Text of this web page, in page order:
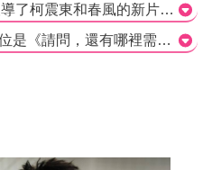
這篇文章報導了柯震東和春風的新片《請問，還有哪裡需要加強》的宣傳活動。然而，在一天的繁忙宣傳日程中，柯震東被目擊違停在紅線內，並曾多次被抓拍違停的行為。這些行為不僅違反交通規則，也會對其他車輛和行人造成不必要的麻煩和危險。我們應該要時刻記得遵守交通法規，為大家的安全和便利著想。>
Q1. 以下哪位是《請問，還有哪裡需要加強》的男主角？ A. 春風 B. 柯震東 C. 宋芸樺 正確答案：B. 柯震東 Q2. 以下哪位在首映記者會上PK剪髮技術？ A. 春風 B. 柯震東 C. 小應 D. 蔡昌憲 正確答案：C. 小應 Q3. 柯震東被抓包違停過多少次？ A. 1次 B. 2次 C. 3次 正確答案：C. 3次